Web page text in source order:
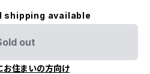
shipping available
out
お住まいの方向け